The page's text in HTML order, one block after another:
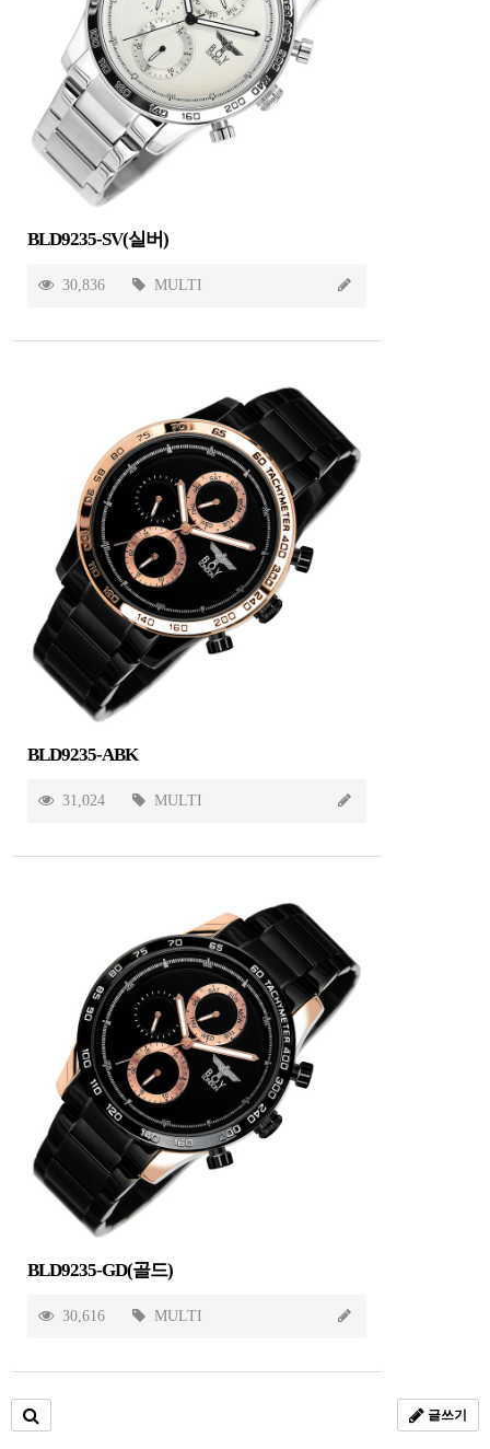
BLD9235-SV(실버)
30,836 MULTI
BLD9235-ABK
31,024 MULTI
BLD9235-GD(골드)
30,616 MULTI
글쓰기